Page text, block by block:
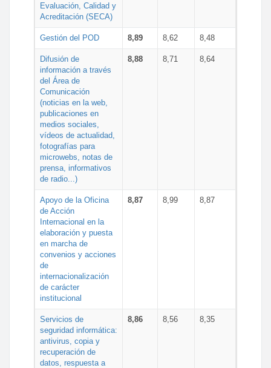
Evaluación, Calidad y
Acreditación (SECA)
Gestión del POD 8,89 8,62 8,48
Difusión de
información a través
del Área de
Comunicación
(noticias en la web,
publicaciones en
medios sociales,
vídeos de actualidad,
fotografías para
microwebs, notas de
prensa, informativos
de radio...)
8,88 8,71 8,64
Apoyo de la Oficina
de Acción
Internacional en la
elaboración y puesta
en marcha de
convenios y acciones
de
internacionalización
de carácter
institucional
8,87 8,99 8,87
Servicios de
seguridad informática:
antivirus, copia y
recuperación de
datos, respuesta a
8,86 8,56 8,35